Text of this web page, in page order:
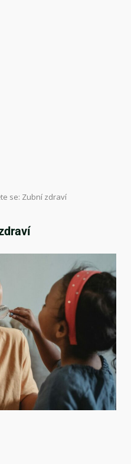
se: Zubní zdraví